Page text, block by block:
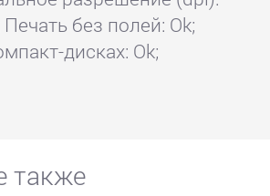
без полей: Ok;
дисках: Ok;
также